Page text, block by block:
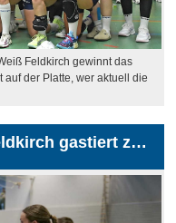
Feldkirch gewinnt das
der Platte, wer aktuell die
Letzter Tanz der Saison: Feldkirch gastiert zum Saisonabschluss in Tulln